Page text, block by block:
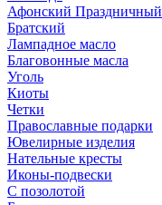
Афонский Праздничный
Братский
Лампадное масло
Благовонные масла
Уголь
Киоты
Четки
Православные подарки
Ювелирные изделия
Нательные кресты
Иконы-подвески
С позолотой